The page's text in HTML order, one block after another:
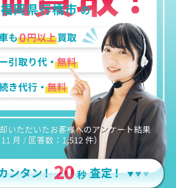
福岡県行橋市の